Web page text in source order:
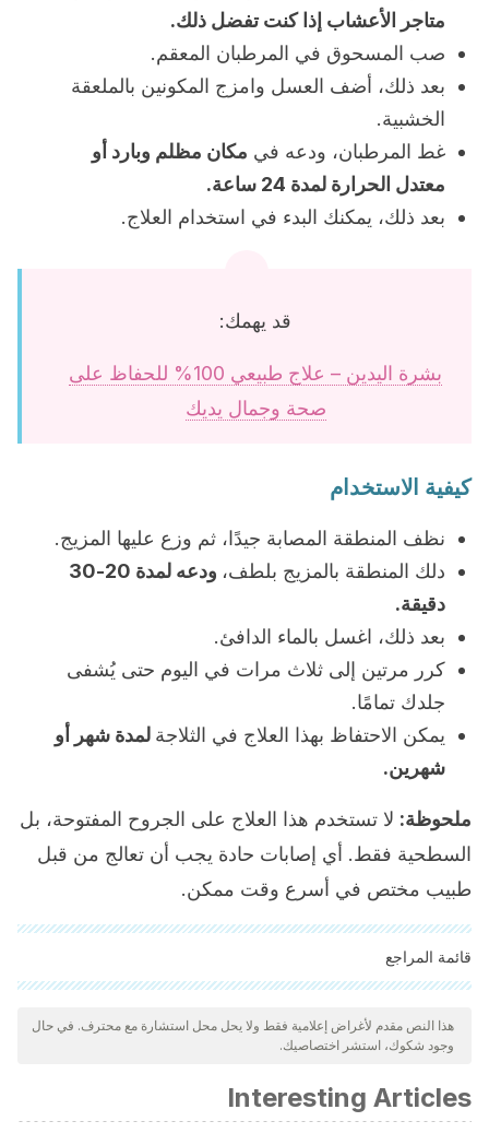
متاجر الأعشاب إذا كنت تفضل ذلك.
صب المسحوق في المرطبان المعقم.
بعد ذلك، أضف العسل وامزج المكونين بالملعقة
الخشبية.
غط المرطبان، ودعه في مكان مظلم وبارد أو
معتدل الحرارة لمدة 24 ساعة.
بعد ذلك، يمكنك البدء في استخدام العلاج.
قد يهمك:
بشرة اليدين – علاج طبيعي 100% للحفاظ على
صحة وجمال يديك
كيفية الاستخدام
نظف المنطقة المصابة جيدًا، ثم وزع عليها المزيج.
دلك المنطقة بالمزيج بلطف،
ودعه لمدة 20-30
دقيقة.
بعد ذلك، اغسل بالماء الدافئ.
كرر مرتين إلى ثلاث مرات في اليوم حتى يُشفى
جلدك تمامًا.
يمكن الاحتفاظ بهذا العلاج في الثلاجة لمدة شهر أو
شهرين.
ملحوظة: لا تستخدم هذا العلاج على الجروح المفتوحة، بل
السطحية فقط. أي إصابات حادة يجب أن تعالج من قبل
طبيب مختص في أسرع وقت ممكن.
قائمة المراجع
"تمت مراجعة جميع المصادر المذكورة بعناية شديدة من قبل فريقنا
لضمان جودتها وموثوقيتها وتحديثها وصحتها. تم اعتبار الببليوغرافيا لهذه
المقالة موثوقة ودقيقة من الناحية الأكاديمية أو العلمية.
Karimzadeh, S., & Farahpour, M. R. (2017). Topical
application of Salvia officinalis hydroethanolic leaf extract
هذا النص مقدم لأغراض إعلامية فقط ولا يحل محل استشارة مع محترف. في حال
وجود شكوك، استشر اختصاصيك.
Interesting Articles